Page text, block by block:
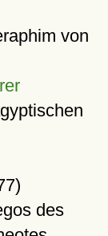
von
des